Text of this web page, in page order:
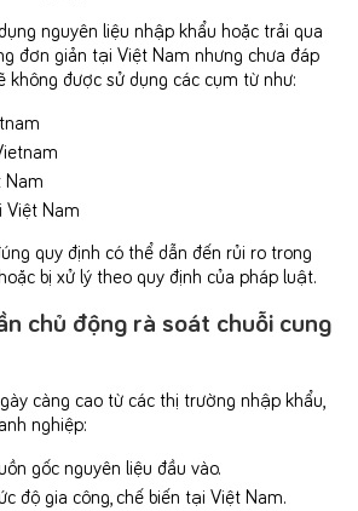
nguyên liệu nhập khẩu hoặc trải qua
đơn giản tại Việt Nam nhưng chưa đáp
không được sử dụng các cụm từ như:
Nam
Việt Nam
quy định có thể dẫn đến rủi ro trong
bị xử lý theo quy định của pháp luật.
chủ động rà soát chuỗi cung
càng cao từ các thị trường nhập khẩu,
nghiệp:
gốc nguyên liệu đầu vào.
độ gia công, chế biến tại Việt Nam.